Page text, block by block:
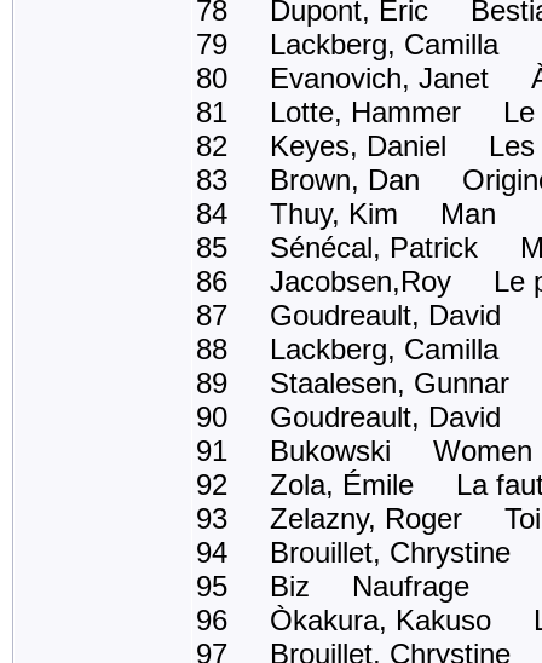
78 Dupont, Éric
79 Lackberg, Camilla
80 Evanovich, Janet À
81 Lotte, Hammer Le
82 Keyes, Daniel Les
83 Brown, Dan
84 Thuy, Kim Man
85 Sénécal, Patrick
86 Jacobsen,Roy Le
87 Goudreault, David
88 Lackberg, Camilla
89 Staalesen, Gunnar
90 Goudreault, David
91 Bukowski Women
92 Zola, Émile La
93 Zelazny, Roger Toi
94 Brouillet, Chrystine
95 Biz Naufrage
96 Òkakura, Kakuso
97 Brouillet, Chrystine